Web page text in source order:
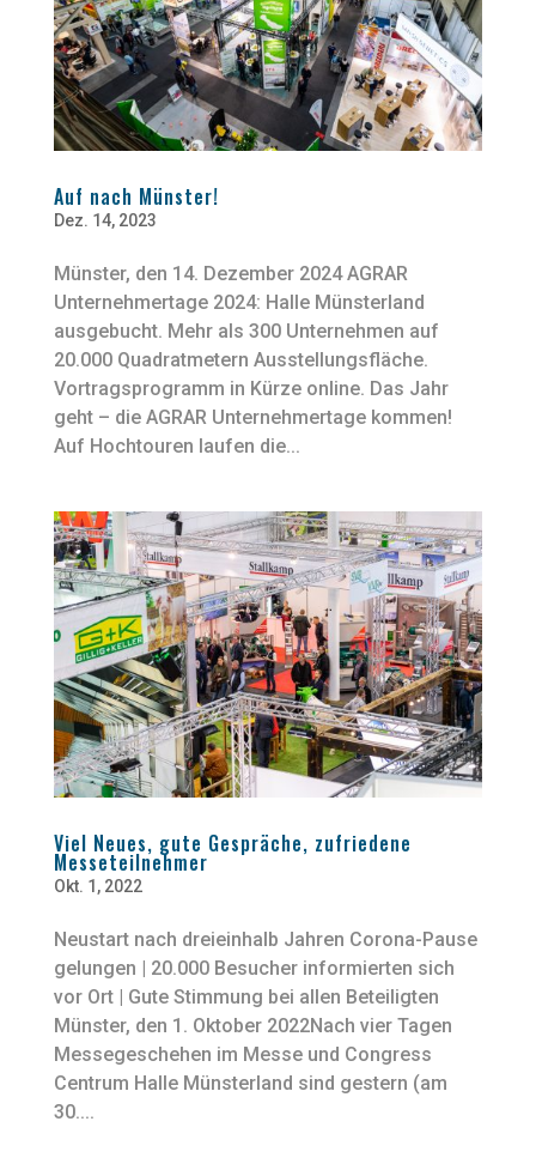
Auf nach Münster!
Dez. 14, 2023
Münster, den 14. Dezember 2024 AGRAR
Unternehmertage 2024: Halle Münsterland
ausgebucht. Mehr als 300 Unternehmen auf
20.000 Quadratmetern Ausstellungsfläche.
Vortragsprogramm in Kürze online. Das Jahr
geht – die AGRAR Unternehmertage kommen!
Auf Hochtouren laufen die...
Viel Neues, gute Gespräche, zufriedene
Messeteilnehmer
Okt. 1, 2022
Neustart nach dreieinhalb Jahren Corona-Pause
gelungen | 20.000 Besucher informierten sich
vor Ort | Gute Stimmung bei allen Beteiligten
Münster, den 1. Oktober 2022Nach vier Tagen
Messegeschehen im Messe und Congress
Centrum Halle Münsterland sind gestern (am
30....